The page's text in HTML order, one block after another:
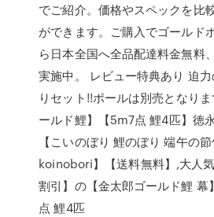
でご紹介。価格やスペックを比
ができます。ご購入でゴールド
ら日本全国へ全品配達料金無料
実施中。 レビュー特典あり 迫
りセット!!ポールは別売となり
ールド鯉】【5m7点 鯉4匹】徳
【こいのぼり 鯉のぼり 端午の
koinobori】【送料無料】,大人
割引】の【金太郎ゴールド鯉
点 鯉4匹